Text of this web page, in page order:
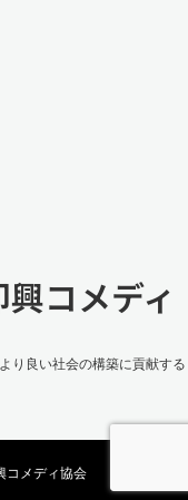
コメディ
り良い社会の構築に貢献する
コメディ協会